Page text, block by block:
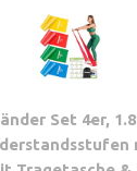
Set 4er,